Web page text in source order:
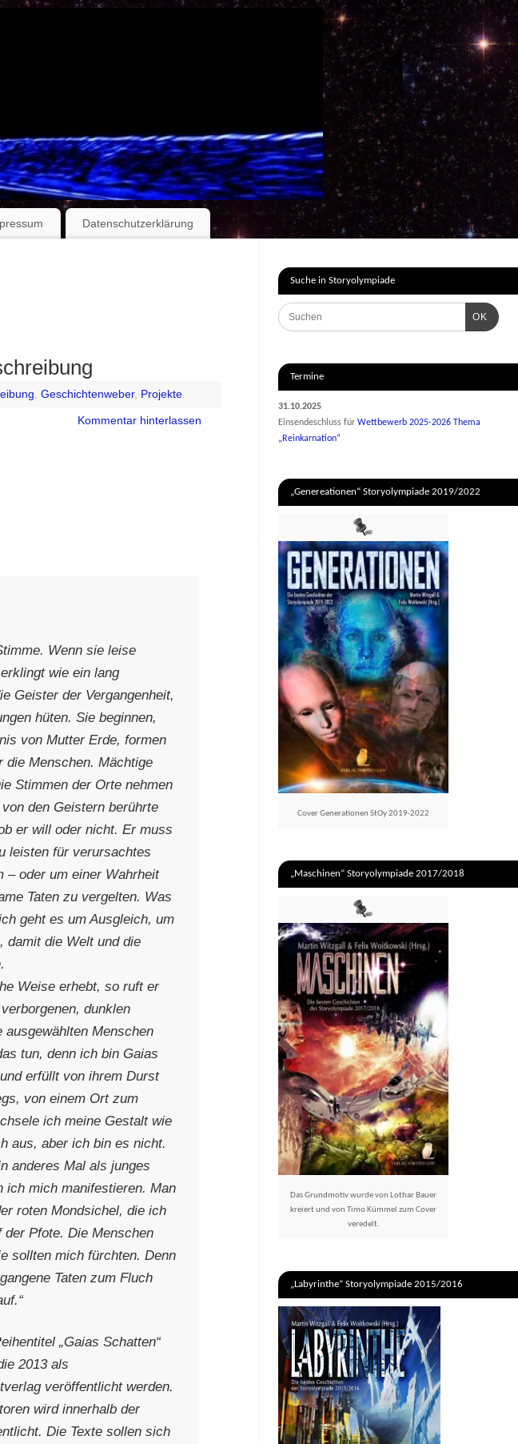
Datenschutzerklärung
, Geschichtenweber, Projekte
Kommentar hinterlassen
Wenn sie leise
wie ein lang
Geister der Vergangenheit,
hüten. Sie beginnen,
von Mutter Erde, formen
die Menschen. Mächtige
Stimmen der Orte nehmen
den Geistern berührte
er will oder nicht. Er muss
leisten für verursachtes
– oder um einer Wahrheit
Taten zu vergelten. Was
geht es um Ausgleich, um
damit die Welt und die
Weise erhebt, so ruft er
dunklen
Menschen
tun, denn ich bin Gaias
erfüllt von ihrem Durst
von einem Ort zum
ich meine Gestalt wie
aus, aber ich bin es nicht.
anderes Mal als junges
ich mich manifestieren. Man
roten Mondsichel, die ich
der Pfote. Die Menschen
sollten mich fürchten. Denn
Taten zum Fluch
„Gaias Schatten“
2013 als
veröffentlicht werden.
wird innerhalb der
Die Texte sollen sich
Suche in Storyolympiade
OK
Termine
31.10.2025
Einsendeschluss für Wettbewerb 2025-2026 Thema
„Reinkarnation“
„Genereationen“ Storyolympiade 2019/2022
Cover Generationen StOy 2019-2022
„Maschinen“ Storyolympiade 2017/2018
Das Grundmotiv wurde von Lothar Bauer
kreiert und von Timo Kümmel zum Cover
veredelt.
„Labyrinthe“ Storyolympiade 2015/2016